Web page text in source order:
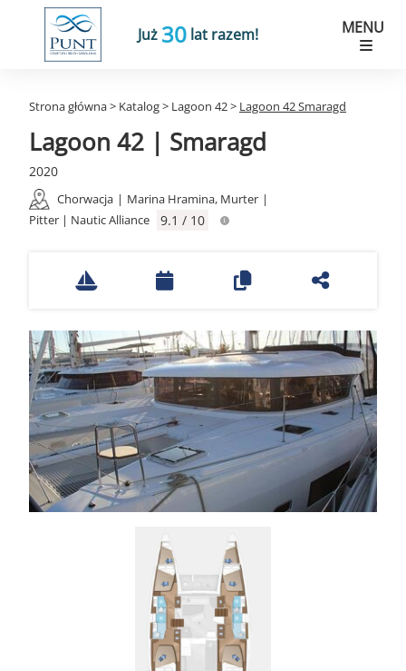
Już 30 lat razem! MENU
Strona główna> Katalog> Lagoon 42> Lagoon 42 Smaragd
Lagoon 42 | Smaragd
2020
Chorwacja | Marina Hramina, Murter |
Pitter | Nautic Alliance
9.1 / 10